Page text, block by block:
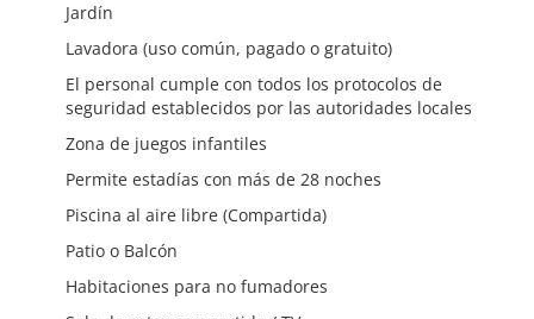
Jardín
Lavadora (uso común, pagado o gratuito)
El personal cumple con todos los protocolos de
seguridad establecidos por las autoridades locales
Zona de juegos infantiles
Permite estadías con más de 28 noches
Piscina al aire libre (Compartida)
Patio o Balcón
Habitaciones para no fumadores